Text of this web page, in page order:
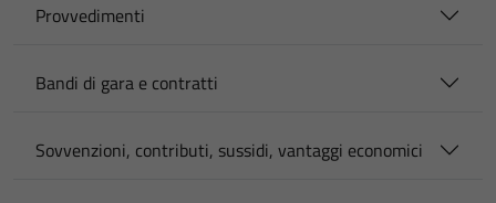
Provvedimenti
Bandi di gara e contratti
Sovvenzioni, contributi, sussidi, vantaggi economici